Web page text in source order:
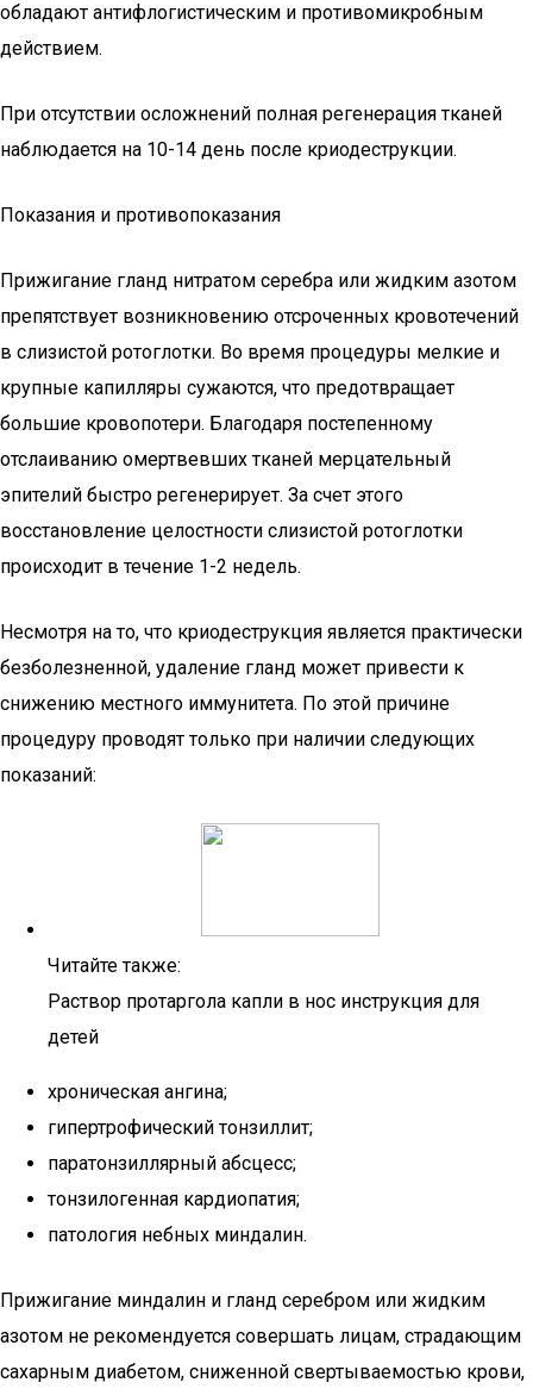
обладают антифлогистическим и противомикробным
действием.
При отсутствии осложнений полная регенерация тканей
наблюдается на 10-14 день после криодеструкции.
Показания и противопоказания
Прижигание гланд нитратом серебра или жидким азотом
препятствует возникновению отсроченных кровотечений
в слизистой ротоглотки. Во время процедуры мелкие и
крупные капилляры сужаются, что предотвращает
большие кровопотери. Благодаря постепенному
отслаиванию омертвевших тканей мерцательный
эпителий быстро регенерирует. За счет этого
восстановление целостности слизистой ротоглотки
происходит в течение 1-2 недель.
Несмотря на то, что криодеструкция является практически
безболезненной, удаление гланд может привести к
снижению местного иммунитета. По этой причине
процедуру проводят только при наличии следующих
показаний:
Читайте также:
Раствор протаргола капли в нос инструкция для
детей
хроническая ангина;
гипертрофический тонзиллит;
паратонзиллярный абсцесс;
тонзилогенная кардиопатия;
патология небных миндалин.
Прижигание миндалин и гланд серебром или жидким
азотом не рекомендуется совершать лицам, страдающим
сахарным диабетом, сниженной свертываемостью крови,